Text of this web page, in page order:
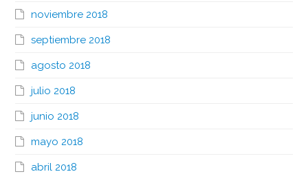
noviembre 2018
septiembre 2018
agosto 2018
julio 2018
junio 2018
mayo 2018
abril 2018